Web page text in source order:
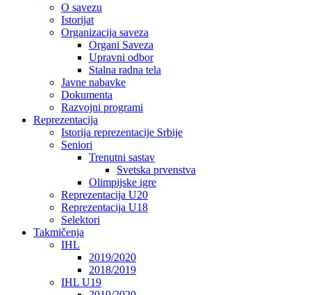
O savezu
Istorijat
Organizacija saveza
Organi Saveza
Upravni odbor
Stalna radna tela
Javne nabavke
Dokumenta
Razvojni programi
Reprezentacija
Istorija reprezentacije Srbije
Seniori
Trenutni sastav
Svetska prvenstva
Olimpijske igre
Reprezentacija U20
Reprezentacija U18
Selektori
Takmičenja
IHL
2019/2020
2018/2019
IHL U19